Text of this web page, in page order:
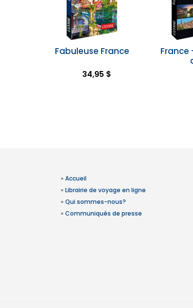
Fabuleuse France
34,95 $
France
» Accueil
» Librairie de voyage en ligne
» Qui sommes-nous?
» Communiqués de presse